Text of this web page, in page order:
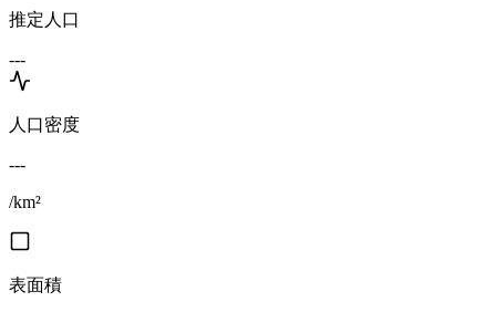
推定人口
---
人口密度
---
/km²
表面積